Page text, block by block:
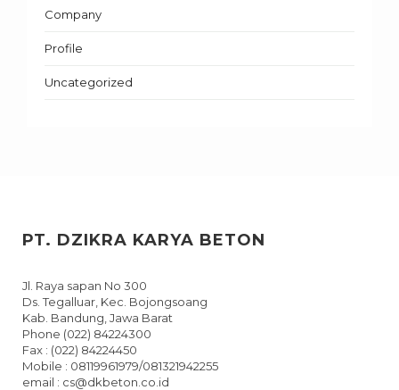
Company
Profile
Uncategorized
PT. DZIKRA KARYA BETON
Jl. Raya sapan No 300
Ds. Tegalluar, Kec. Bojongsoang
Kab. Bandung, Jawa Barat
Phone (022) 84224300
Fax : (022) 84224450
Mobile : 08119961979/081321942255
email : cs@dkbeton.co.id